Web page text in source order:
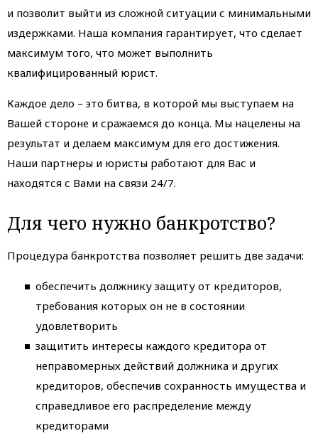
и позволит выйти из сложной ситуации с минимальными
издержками. Наша компания гарантирует, что сделает
максимум того, что может выполнить
квалифицированный юрист.
Каждое дело – это битва, в которой мы выступаем на
Вашей стороне и сражаемся до конца. Мы нацелены на
результат и делаем максимум для его достижения.
Наши партнеры и юристы работают для Вас и
находятся с Вами на связи 24/7.
Для чего нужно банкротство?
Процедура банкротства позволяет решить две задачи:
обеспечить должнику защиту от кредиторов,
требования которых он не в состоянии
удовлетворить
защитить интересы каждого кредитора от
неправомерных действий должника и других
кредиторов, обеспечив сохранность имущества и
справедливое его распределение между
кредиторами